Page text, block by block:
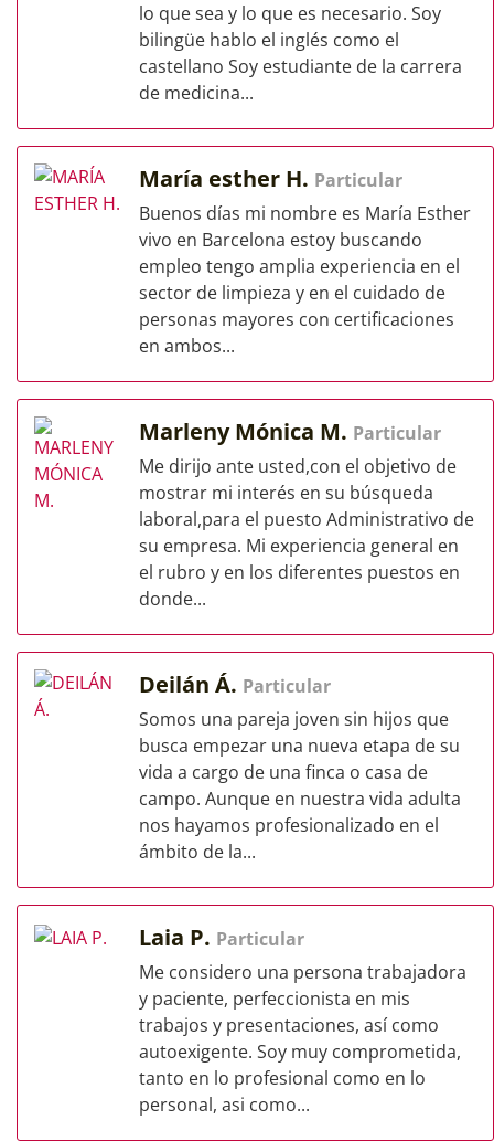
lo que sea y lo que es necesario. Soy
bilingüe hablo el inglés como el
castellano Soy estudiante de la carrera
de medicina...
María esther H. Particular
Buenos días mi nombre es María Esther
vivo en Barcelona estoy buscando
empleo tengo amplia experiencia en el
sector de limpieza y en el cuidado de
personas mayores con certificaciones
en ambos...
Marleny Mónica M. Particular
Me dirijo ante usted,con el objetivo de
mostrar mi interés en su búsqueda
laboral,para el puesto Administrativo de
su empresa. Mi experiencia general en
el rubro y en los diferentes puestos en
donde...
Deilán Á. Particular
Somos una pareja joven sin hijos que
busca empezar una nueva etapa de su
vida a cargo de una finca o casa de
campo. Aunque en nuestra vida adulta
nos hayamos profesionalizado en el
ámbito de la...
Laia P. Particular
Me considero una persona trabajadora
y paciente, perfeccionista en mis
trabajos y presentaciones, así como
autoexigente. Soy muy comprometida,
tanto en lo profesional como en lo
personal, asi como...